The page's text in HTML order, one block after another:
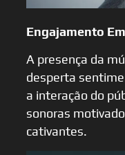
Engajamento
A presença da
desperta
a interação do
sonoras
cativantes.